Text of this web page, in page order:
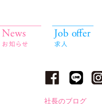
社長のブログ